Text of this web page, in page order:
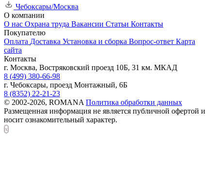
Чебоксары/Москва
О компании
О нас Охрана труда Вакансии Статьи Контакты
Покупателю
Оплата Доставка Установка и сборка Вопрос-ответ Карта
сайта
Контакты
г. Москва, Востряковский проезд 10Б, 31 км. МКАД
8 (499) 380-66-98
г. Чебоксары, проезд Монтажный, 6Б
8 (8352) 22-21-23
© 2002-2026, ROMANA Политика обработки данных
Размещенная информация не является публичной офертой и
носит ознакомительный характер.
x